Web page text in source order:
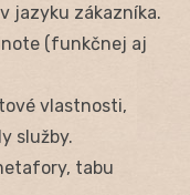
jazyku zákazníka.
(funkčnej aj
vlastnosti,
služby.
tabu